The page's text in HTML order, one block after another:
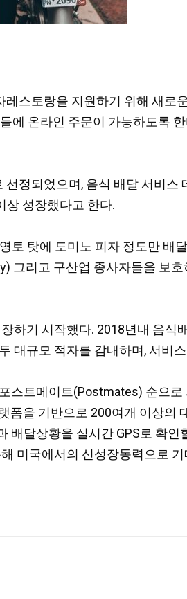
스토랑을 지원하기 위해 새로
에 온라인 주문이 가능하도록
정되었으며, 음식 배달 서비스
상 성장했다고 한다.
탓에 도미노 피자 정도만 배
그리고 구산업 종사자들을 보
하기 시작했다. 2018년내 음식
대규모 적자를 감내하며, 서비
스트메이트(Postmates) 순으
을 기반으로 200여개 이상의
달상황을 실시간 GPS로 확
미국에서의 신성장동력으로